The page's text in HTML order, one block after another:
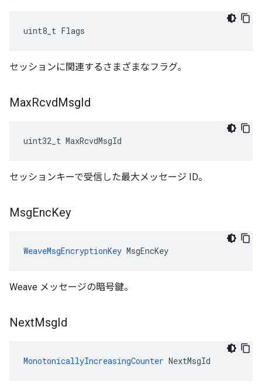
uint8_t Flags
セッションに関連するさまざまなフラグ。
MaxRcvdMsgId
uint32_t MaxRcvdMsgId
セッションキーで受信した最大メッセージ ID。
MsgEncKey
WeaveMsgEncryptionKey MsgEncKey
Weave メッセージの暗号鍵。
NextMsgId
MonotonicallyIncreasingCounter NextMsgId